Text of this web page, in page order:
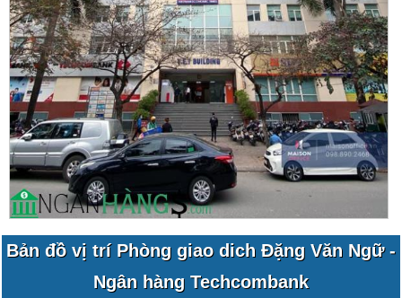
Bản đồ vị trí Phòng giao dich Đặng Văn Ngữ -
Ngân hàng Techcombank